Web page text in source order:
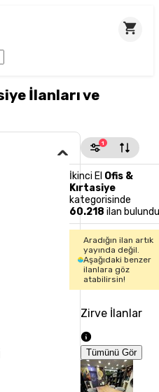
İlanları ve
1
İkinci El Ofis &
Kırtasiye
kategorisinde
60.218 ilan bulundu
Aradığın ilan artık
yayında değil.
Aşağıdaki benzer
ilanlara göz
atabilirsin!
Zirve İlanlar
Tümünü Gör